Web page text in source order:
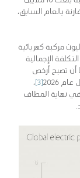
وهو ما يمثل زيادة تقدر بـ 43٪ مقارنة بالعام السابق،
التوقعات إلى احتمال تسيير أكثر من 200 مليون مركبة كهربائية
الإجمالية
أن تصبح أرخص
2026
[3] ،
نهاية المطاف